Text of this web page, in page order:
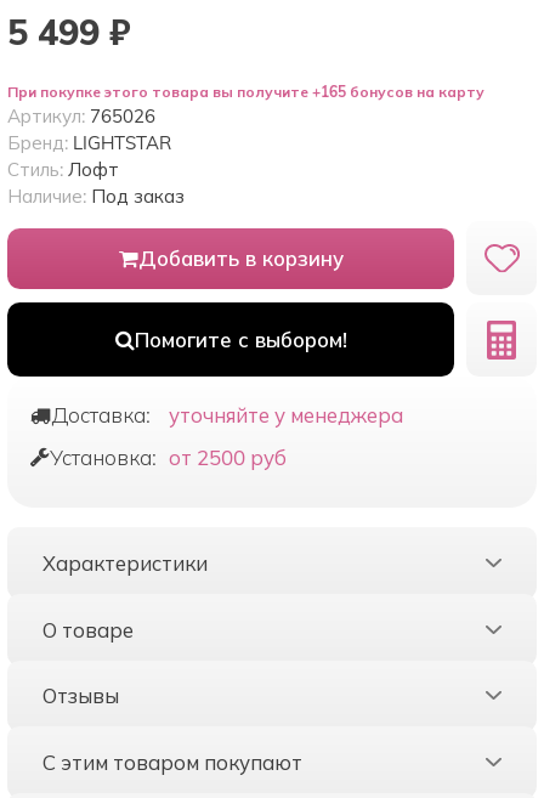
5 499 ₽
При покупке этого товара вы получите +165 бонусов на карту
Добавить в корзину
Помогите с выбором!
Артикул: 765026
Бренд: LIGHTSTAR
Стиль: Лофт
Наличие: Под заказ
Доставка:
уточняйте у менеджера
Установка: от 2500 руб
Характеристики
О товаре
Отзывы
С этим товаром покупают